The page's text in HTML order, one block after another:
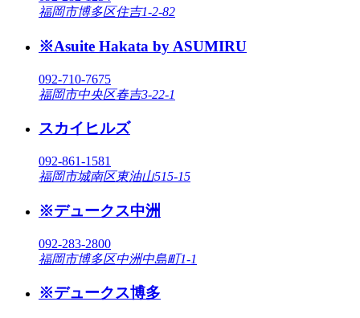
福岡市博多区住吉1-2-82
※Asuite Hakata by ASUMIRU
092-710-7675
福岡市中央区春吉3-22-1
スカイヒルズ
092-861-1581
福岡市城南区東油山515-15
※デュークス中洲
092-283-2800
福岡市博多区中洲中島町1-1
※デュークス博多